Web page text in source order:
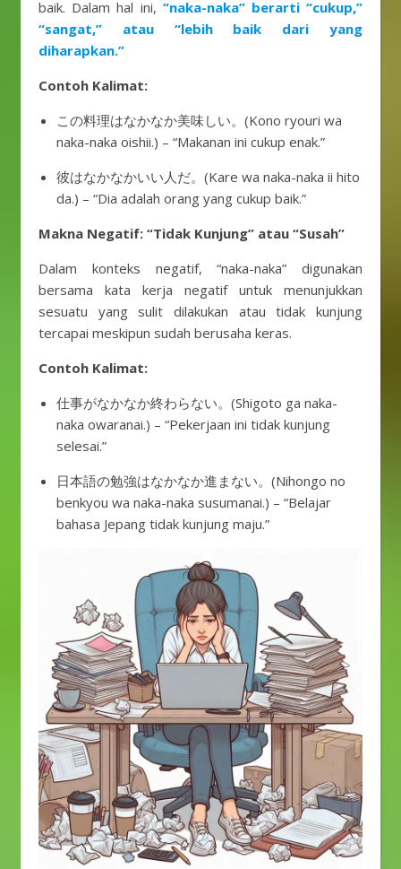
baik. Dalam hal ini, “naka-naka” berarti “cukup,”
“sangat,” atau “lebih baik dari yang
diharapkan.”
Contoh Kalimat:
この料理はなかなか美味しい。(Kono ryouri wa
naka-naka oishii.) – “Makanan ini cukup enak.”
彼はなかなかいい人だ。(Kare wa naka-naka ii hito
da.) – “Dia adalah orang yang cukup baik.”
Makna Negatif: “Tidak Kunjung” atau “Susah”
Dalam konteks negatif, “naka-naka” digunakan
bersama kata kerja negatif untuk menunjukkan
sesuatu yang sulit dilakukan atau tidak kunjung
tercapai meskipun sudah berusaha keras.
Contoh Kalimat:
仕事がなかなか終わらない。(Shigoto ga naka-
naka owaranai.) – “Pekerjaan ini tidak kunjung
selesai.”
日本語の勉強はなかなか進まない。(Nihongo no
benkyou wa naka-naka susumanai.) – “Belajar
bahasa Jepang tidak kunjung maju.”